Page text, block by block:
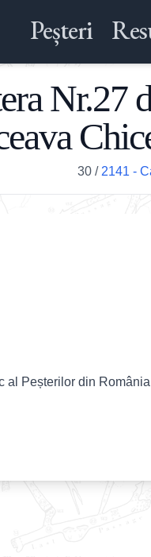
Peșteri
Nr.27
30 / 2141 -
al Peșterilor din